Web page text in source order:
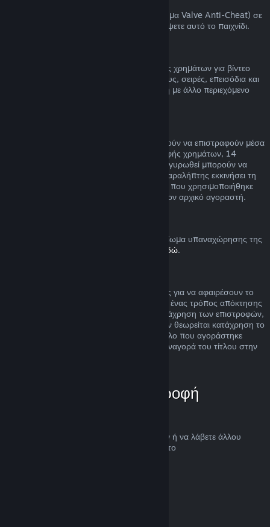
Αν έχετε αποκλειστεί από το VAC (το σύστημα Valve Anti-Cheat) σε
ένα παιχνίδι, χάνετε το δικαίωμα να επιστρέψετε αυτό το παιχνίδι.
Δεν μπορούμε να προσφέρουμε επιστροφές χρημάτων για βίντεο
στο Steam (π.χ. ταινία, ταινίες μικρού μήκους, σειρές, επεισόδια και
οδηγούς), εκτός αν το βίντεο είναι σε δέσμη με άλλο περιεχόμενο
Τα δώρα που δεν έχουν εξαργυρωθεί μπορούν να επιστραφούν μέσα
στη συνηθισμένη χρονική περίοδο επιστροφής χρημάτων, 14
ημέρες/δύο ώρες. Τα δώρα που έχουν εξαργυρωθεί μπορούν να
επιστραφούν υπό τις ίδιες συνθήκες αν ο παραλήπτης εκκινήσει τη
διαδικασία επιστροφής χρημάτων. Το ποσό που χρησιμοποιήθηκε
για την αγορά του δώρου θα επιστραφεί στον αρχικό αγοραστή.
Για μια εξήγηση στο πώς λειτουργεί το δικαίωμα υπαναχώρησης της
πατήστε εδώ.
Οι επιστροφές χρημάτων είναι σχεδιασμένες για να αφαιρέσουν το
ρίσκο της αγοράς τίτλων στο Steam και όχι ένας τρόπος απόκτησης
δωρεάν παιχνιδιών. Αν φανεί ότι κάνετε κατάχρηση των επιστροφών,
θα σταματήσουν να σας προσφέρονται. Δεν θεωρείται κατάχρηση το
αίτημα για επιστροφή χρημάτων σε έναν τίτλο που αγοράστηκε
ακριβώς πριν μια έκπτωση και η άμεση επαναγορά του τίτλου στην
Πώς να ζητήσετε επιστροφή
Μπορείτε να ζητήσετε επιστροφή χρημάτων ή να λάβετε άλλου
είδους βοήθεια για τις αγορές Steam σας στο